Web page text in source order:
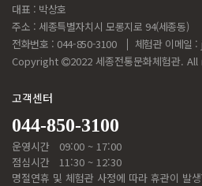
대표 : 박상호
주소 : 세종특별자치시 모롱지로 94(세종동)
전화번호 : 044-850-3100
체험관 이메일 :
Copyright
2022 세종전통문화체험관.
고객센터
044-850-3100
운영시간
09:00 ~ 17:00
점심시간
11:30 ~ 12:30
명절연휴 및 체험관 사정에 따라 휴관이 발